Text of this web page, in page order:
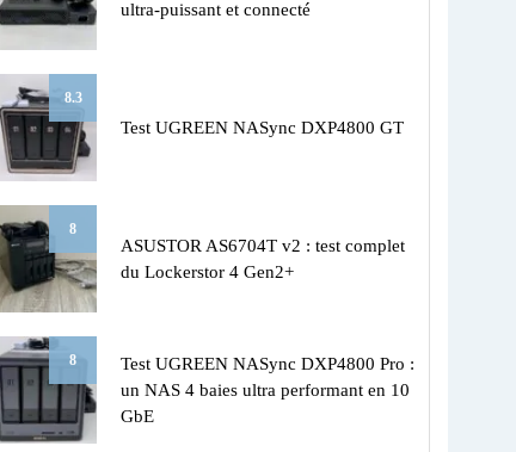
ultra-puissant et connecté
8.3
Test UGREEN NASync DXP4800 GT
8
ASUSTOR AS6704T v2 : test complet
du Lockerstor 4 Gen2+
8
Test UGREEN NASync DXP4800 Pro :
un NAS 4 baies ultra performant en 10
GbE